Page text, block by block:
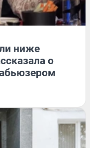
ниже
о